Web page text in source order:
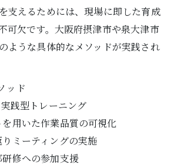
支えるためには、現場に即した育成
可欠です。大阪府摂津市や泉大津市
ような具体的なメソッドが実践され
ッド
践型トレーニング
用いた作業品質の可視化
ミーティングの実施
修への参加支援